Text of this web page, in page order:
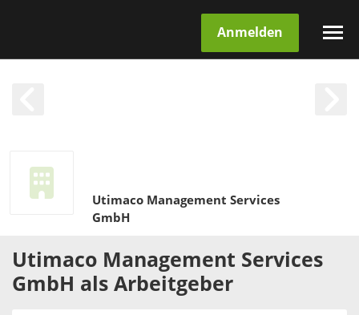
Anmelden
Utimaco Management Services
GmbH
Utimaco Management Services
GmbH als Arbeitgeber